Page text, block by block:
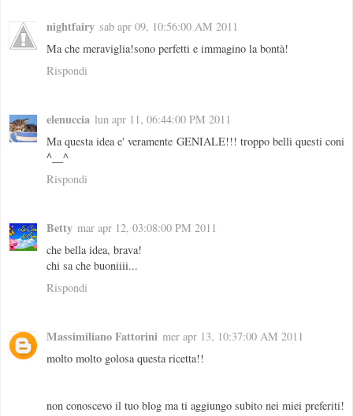
nightfairy sab apr 09, 10:56:00 AM 2011
Ma che meraviglia!sono perfetti e immagino la bontà!
Rispondi
elenuccia lun apr 11, 06:44:00 PM 2011
Ma questa idea e' veramente GENIALE!!! troppo belli questi coni
^__^
Rispondi
Betty mar apr 12, 03:08:00 PM 2011
che bella idea, brava!
chi sa che buoniiii...
Rispondi
Massimiliano Fattorini mer apr 13, 10:37:00 AM 2011
molto molto golosa questa ricetta!!
non conoscevo il tuo blog ma ti aggiungo subito nei miei preferiti!